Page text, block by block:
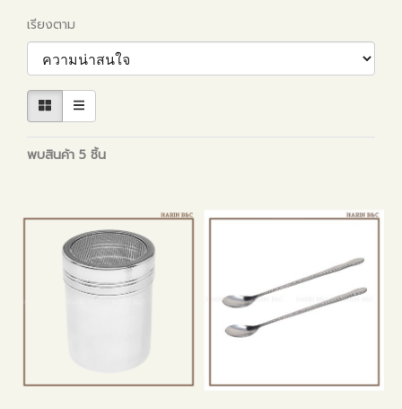
เรียงตาม
พบสินค้า 5 ชิ้น